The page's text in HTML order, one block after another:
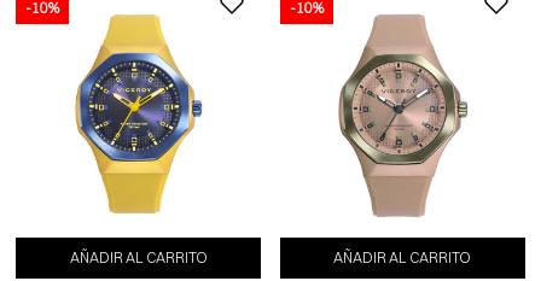
-10%
AÑADIR AL CARRITO AÑADIR AL CARRITO
-10%
AÑADIR AL CARRITO